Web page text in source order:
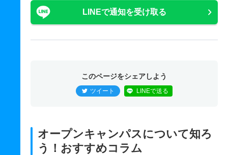
LINEで通知を受け取る
このページをシェアしよう
ツイート LINEで送る
オープンキャンパスについて知ろ
う！おすすめコラム